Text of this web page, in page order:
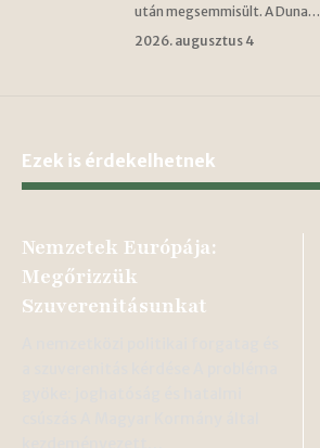
után megsemmisült. A Duna…
2026. augusztus 4
Ezek is érdekelhetnek
Nemzetek Európája:
Megőrizzük
Szuverenitásunkat